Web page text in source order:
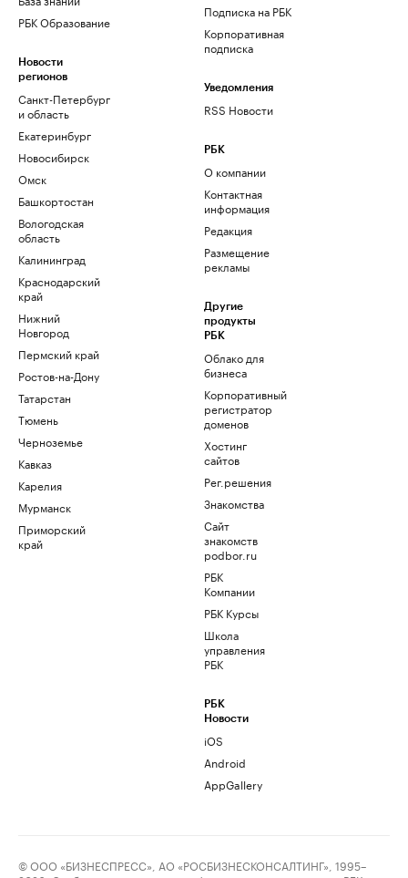
РБК Образование
Новости
регионов
Санкт-Петербург
и область
Екатеринбург
Новосибирск
Омск
Башкортостан
Вологодская
область
Калининград
Краснодарский
край
Нижний
Новгород
Пермский край
Ростов-на-Дону
Татарстан
Тюмень
Черноземье
Кавказ
Карелия
Мурманск
Приморский
край
Подписка на РБК
Корпоративная
подписка
Уведомления
RSS Новости
РБК
О компании
Контактная
информация
Редакция
Размещение
рекламы
Другие
продукты
РБК
Облако для
бизнеса
Корпоративный
регистратор
доменов
Хостинг
сайтов
Рег.решения
Знакомства
Сайт
знакомств
podbor.ru
РБК
Компании
РБК Курсы
Школа
управления
РБК
РБК
Новости
iOS
Android
AppGallery
© ООО «БИЗНЕСПРЕСС», АО «РОСБИЗНЕСКОНСАЛТИНГ», 1995–